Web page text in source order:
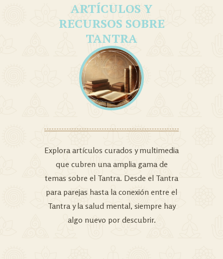
ARTÍCULOS Y
RECURSOS SOBRE
TANTRA
Explora artículos curados y multimedia
que cubren una amplia gama de
temas sobre el Tantra. Desde el Tantra
para parejas hasta la conexión entre el
Tantra y la salud mental, siempre hay
algo nuevo por descubrir.